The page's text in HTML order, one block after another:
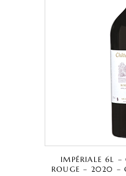
IMPÉRIALE 6L –
ROUGE – 2020 –